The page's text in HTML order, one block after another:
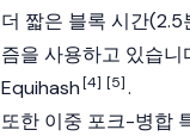
더 짧은 블록 시간(2.5
즘을 사용하고 있습니
Equihash[4] [5].
또한 이중 포크-병합